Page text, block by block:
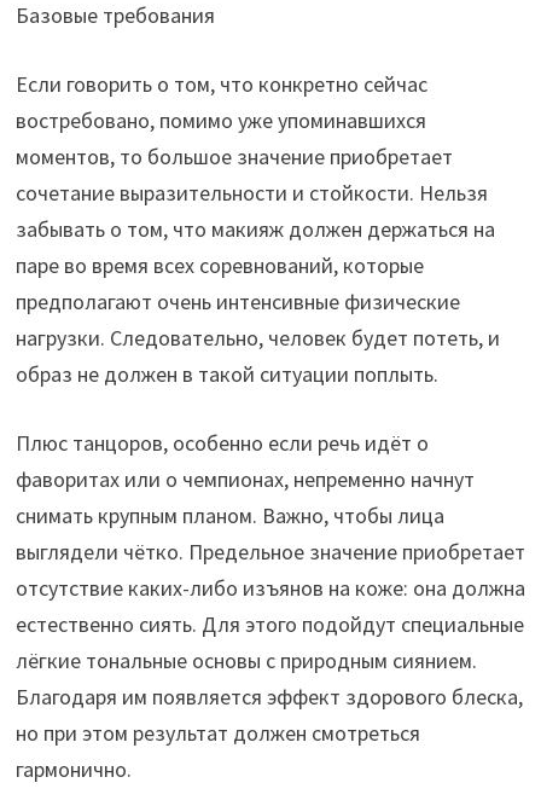
Базовые требования
Если говорить о том, что конкретно сейчас
востребовано, помимо уже упоминавшихся
моментов, то большое значение приобретает
сочетание выразительности и стойкости. Нельзя
забывать о том, что макияж должен держаться на
паре во время всех соревнований, которые
предполагают очень интенсивные физические
нагрузки. Следовательно, человек будет потеть, и
образ не должен в такой ситуации поплыть.
Плюс танцоров, особенно если речь идёт о
фаворитах или о чемпионах, непременно начнут
снимать крупным планом. Важно, чтобы лица
выглядели чётко. Предельное значение приобретает
отсутствие каких-либо изъянов на коже: она должна
естественно сиять. Для этого подойдут специальные
лёгкие тональные основы с природным сиянием.
Благодаря им появляется эффект здорового блеска,
но при этом результат должен смотреться
гармонично.